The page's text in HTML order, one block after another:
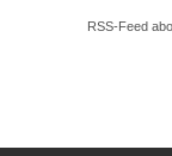
RSS-Feed